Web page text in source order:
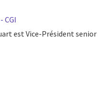
CGI
est Vice-Président senior